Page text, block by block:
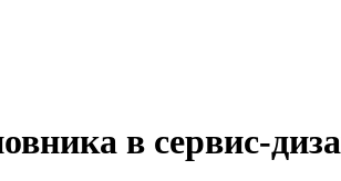
в сервис-